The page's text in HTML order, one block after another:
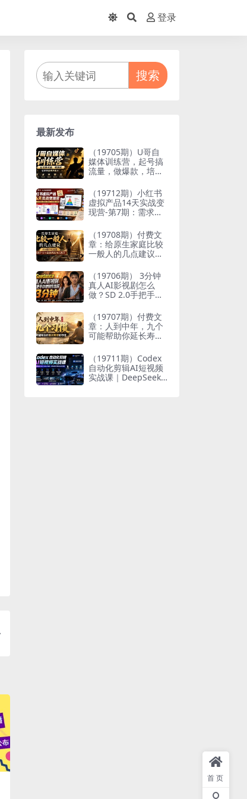
登录
搜索
最新发布
（19705期）U哥自
媒体训练营，起号搞
流量，做爆款，培养
（19712期）小红书
虚拟产品14天实战变
现营-第7期：需求挖
品矩阵×内容笔记×一
人公司进阶×全链路
（19708期）付费文
章：给原生家庭比较
一般人的几点建议，
个人与家族代际向上
跃升
（19706期） 3分钟
真人AI影视剧怎么
做？SD 2.0手把手完
eld 14天SD 2.0/2.5
无限生成
（19707期）付费文
章：人到中年，九个
可能帮助你延长寿命
（19711期）Codex
自动化剪辑AI短视频
实战课｜DeepSeek
首页